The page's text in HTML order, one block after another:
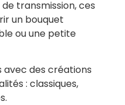
transmission, ces
un bouquet
ou une petite
avec des créations
: classiques,